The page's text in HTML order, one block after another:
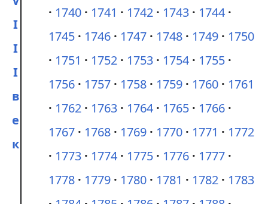
I
I
I
в
е
к
1740
1741 1742 1743
1744
1745
1746 1747 1748 1749
1750
1751
1752 1753 1754
1755
1756
1757 1758 1759 1760
1761
1762
1763 1764 1765
1766
1767
1768 1769 1770 1771
1772
1773
1774 1775 1776
1777
1778
1779 1780 1781 1782
1783